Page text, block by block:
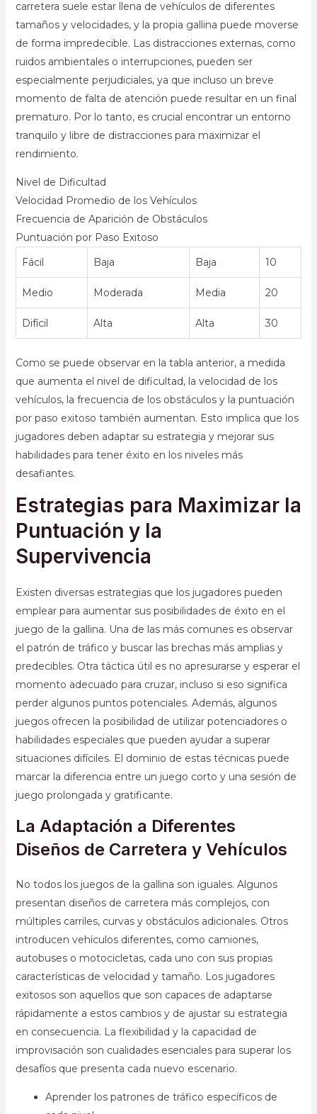
carretera suele estar llena de vehículos de diferentes
tamaños y velocidades, y la propia gallina puede moverse
de forma impredecible. Las distracciones externas, como
ruidos ambientales o interrupciones, pueden ser
especialmente perjudiciales, ya que incluso un breve
momento de falta de atención puede resultar en un final
prematuro. Por lo tanto, es crucial encontrar un entorno
tranquilo y libre de distracciones para maximizar el
rendimiento.
Nivel de Dificultad
Velocidad Promedio de los Vehículos
Frecuencia de Aparición de Obstáculos
Puntuación por Paso Exitoso
Fácil
Baja Baja 10
Medio Moderada Media 20
Difícil Alta Alta 30
Como se puede observar en la tabla anterior, a medida
que aumenta el nivel de dificultad, la velocidad de los
vehículos, la frecuencia de los obstáculos y la puntuación
por paso exitoso también aumentan. Esto implica que los
jugadores deben adaptar su estrategia y mejorar sus
habilidades para tener éxito en los niveles más
desafiantes.
Estrategias para Maximizar la
Puntuación y la
Supervivencia
Existen diversas estrategias que los jugadores pueden
emplear para aumentar sus posibilidades de éxito en el
juego de la gallina. Una de las más comunes es observar
el patrón de tráfico y buscar las brechas más amplias y
predecibles. Otra táctica útil es no apresurarse y esperar el
momento adecuado para cruzar, incluso si eso significa
perder algunos puntos potenciales. Además, algunos
juegos ofrecen la posibilidad de utilizar potenciadores o
habilidades especiales que pueden ayudar a superar
situaciones difíciles. El dominio de estas técnicas puede
marcar la diferencia entre un juego corto y una sesión de
juego prolongada y gratificante.
La Adaptación a Diferentes
Diseños de Carretera y Vehículos
No todos los juegos de la gallina son iguales. Algunos
presentan diseños de carretera más complejos, con
múltiples carriles, curvas y obstáculos adicionales. Otros
introducen vehículos diferentes, como camiones,
autobuses o motocicletas, cada uno con sus propias
características de velocidad y tamaño. Los jugadores
exitosos son aquellos que son capaces de adaptarse
rápidamente a estos cambios y de ajustar su estrategia
en consecuencia. La flexibilidad y la capacidad de
improvisación son cualidades esenciales para superar los
desafíos que presenta cada nuevo escenario.
Aprender los patrones de tráfico específicos de